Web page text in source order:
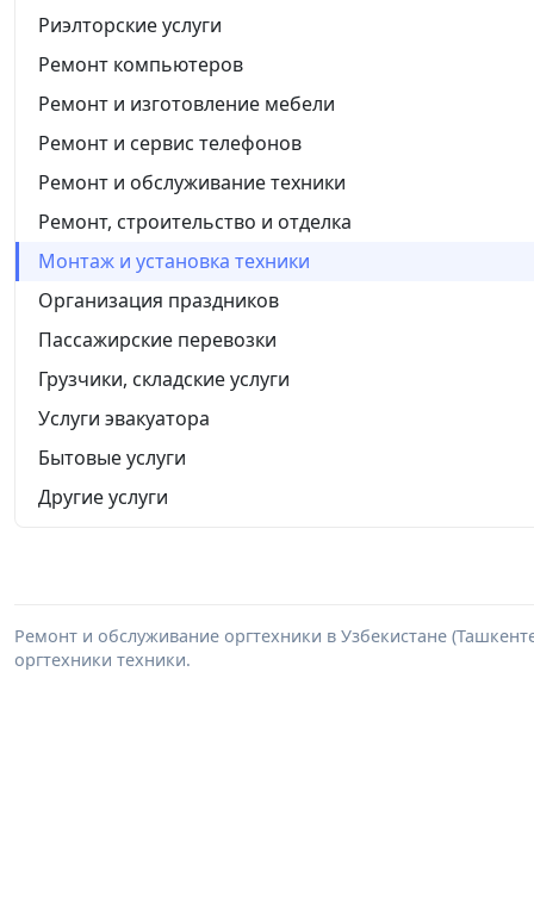
Риэлторские услуги
Ремонт компьютеров
Ремонт и изготовление мебели
Ремонт и сервис телефонов
Ремонт и обслуживание техники
Ремонт, строительство и отделка
Монтаж и установка техники
Организация праздников
Пассажирские перевозки
Грузчики, складские услуги
Услуги эвакуатора
Бытовые услуги
Другие услуги
Ремонт и обслуживание оргтехники в Узбекистане
оргтехники техники.